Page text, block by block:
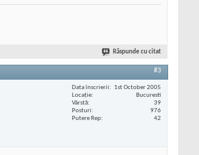
Răspunde cu citat
#3
Data înscrierii
1st October 2005
Locaţie
Bucuresti
Vârstă
39
Posturi
976
Putere Rep
42